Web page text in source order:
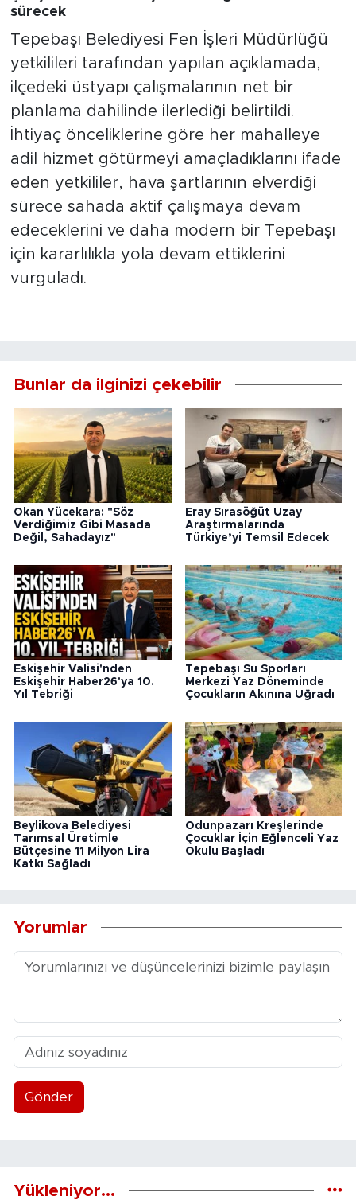
sürecek
Tepebaşı Belediyesi Fen İşleri Müdürlüğü
yetkilileri tarafından yapılan açıklamada,
ilçedeki üstyapı çalışmalarının net bir
planlama dahilinde ilerlediği belirtildi.
İhtiyaç önceliklerine göre her mahalleye
adil hizmet götürmeyi amaçladıklarını ifade
eden yetkililer, hava şartlarının elverdiği
sürece sahada aktif çalışmaya devam
edeceklerini ve daha modern bir Tepebaşı
için kararlılıkla yola devam ettiklerini
vurguladı.
Bunlar da ilginizi çekebilir
Okan Yücekara: "Söz
Verdiğimiz Gibi Masada
Değil, Sahadayız"
Eray Sırasöğüt Uzay
Araştırmalarında
Türkiye’yi Temsil Edecek
Eskişehir Valisi'nden
Eskişehir Haber26'ya 10.
Yıl Tebriği
Tepebaşı Su Sporları
Merkezi Yaz Döneminde
Çocukların Akınına Uğradı
Beylikova Belediyesi
Tarımsal Üretimle
Bütçesine 11 Milyon Lira
Katkı Sağladı
Odunpazarı Kreşlerinde
Çocuklar İçin Eğlenceli Yaz
Okulu Başladı
Yorumlar
Gönder
Yükleniyor...